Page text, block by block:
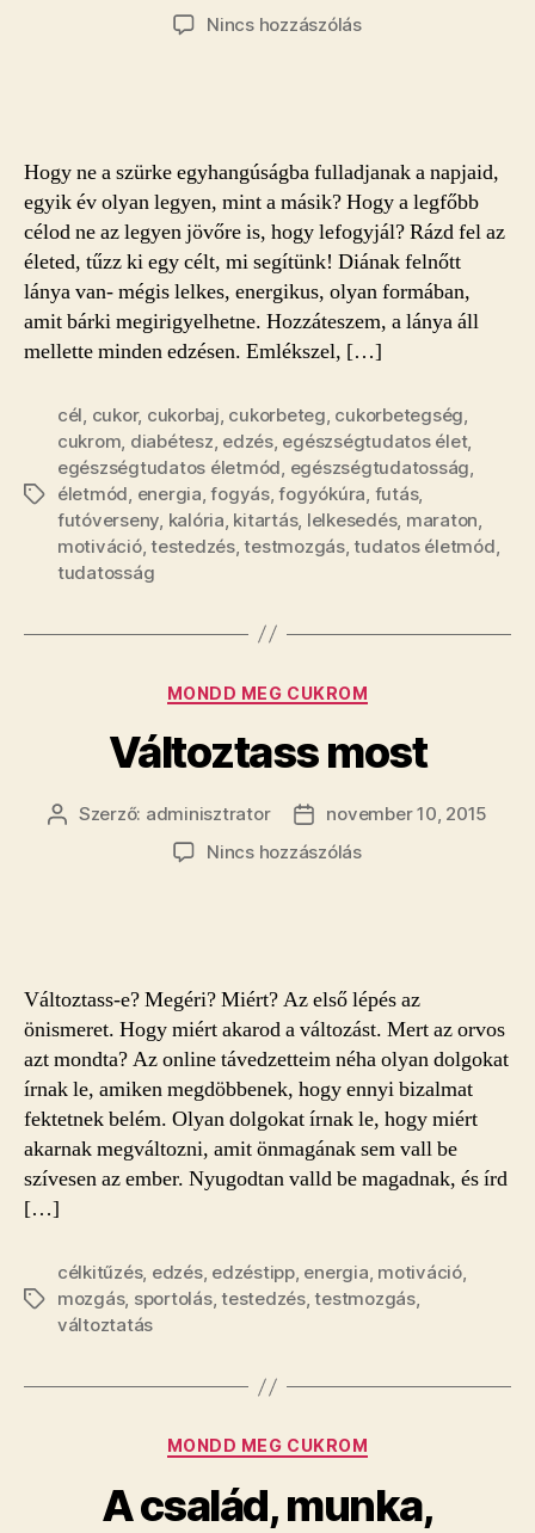
dátuma
Nincs hozzászólása(z)
évedet,
és
hogy
kezdjed
jól
következő
évedet?
Hogy ne a szürke egyhangúságba fulladjanak a napjaid,
egyik év olyan legyen, mint a másik? Hogy a legfőbb
célod ne az legyen jövőre is, hogy lefogyjál? Rázd fel az
életed, tűzz ki egy célt, mi segítünk! Diának felnőtt
lánya van- mégis lelkes, energikus, olyan formában,
amit bárki megirigyelhetne. Hozzáteszem, a lánya áll
mellette minden edzésen. Emlékszel, […]
Címkék
cél cukor, cukorbaj cukorbeteg cukorbetegség
cukrom diabétesz edzés, egészségtudatos élet,
egészségtudatos életmód egészségtudatosság
életmód energia ,fogyás,fogyókúra futás,
futóverseny kalória kitartás, lelkesedés, maraton
motiváció,testedzés,testmozgás,tudatos életmód
tudatosság
Kategóriák
MONDD MEG CUKROM
Változtass most
Bejegyzés
Szerző: adminisztrator
Bejegyzés
dátuma
november 10, 2015
Nincs hozzászólása(z)
Változtass-e? Megéri? Miért? Az első lépés az
önismeret. Hogy miért akarod a változást. Mert az orvos
azt mondta? Az online távedzetteim néha olyan dolgokat
írnak le, amiken megdöbbenek, hogy ennyi bizalmat
fektetnek belém. Olyan dolgokat írnak le, hogy miért
akarnak megváltozni, amit önmagának sem vall be
szívesen az ember. Nyugodtan valld be magadnak, és írd
[…]
Címkék
célkitűzés, edzés, edzéstipp, energia, motiváció,
mozgás, sportolás,testedzés,testmozgás,
változtatás
Kategóriák
MONDD MEG CUKROM
A család, munka,